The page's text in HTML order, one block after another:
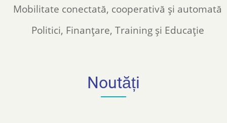
Mobilitate conectată, cooperativă și automată
Politici, Finanțare, Training și Educație
Noutăți